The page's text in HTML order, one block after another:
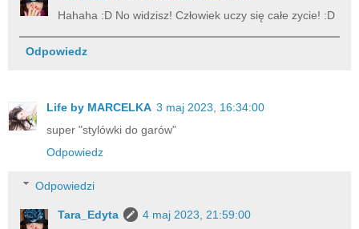
Hahaha :D No widzisz! Człowiek uczy się całe zycie! :D
Odpowiedz
Life by MARCELKA 3 maj 2023, 16:34:00
super "stylówki do garów"
Odpowiedz
Odpowiedzi
Tara_Edyta
4 maj 2023, 21:59:00